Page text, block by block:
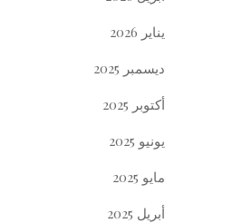
يناير 2026
ديسمبر 2025
أكتوبر 2025
يونيو 2025
مايو 2025
أبريل 2025